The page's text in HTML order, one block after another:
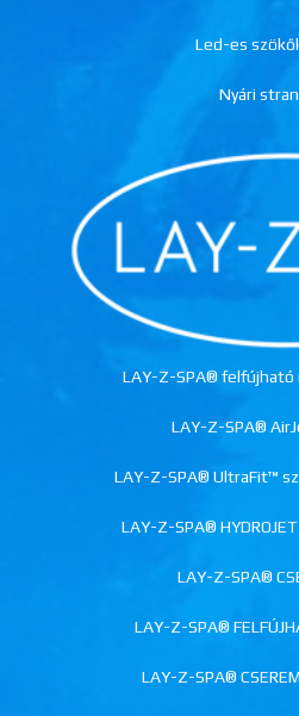
Led-es
Nyári
LAY-Z-SPA®
LAY-Z-SPA®
LAY-Z-SPA® UltraFit™
LAY-Z-SPA®
LAY-Z-SPA®
LAY-Z-SPA®
LAY-Z-SPA®